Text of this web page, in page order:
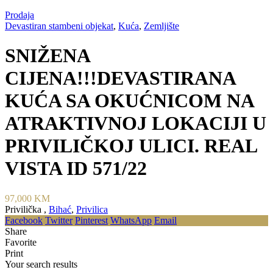
Prodaja
Devastiran stambeni objekat, Kuća, Zemljište
SNIŽENA
CIJENA!!!DEVASTIRANA
KUĆA SA OKUĆNICOM NA
ATRAKTIVNOJ LOKACIJI U
PRIVILIČKOJ ULICI. REAL
VISTA ID 571/22
97,000 KM
Privilička , Bihać, Privilica
Facebook Twitter Pinterest WhatsApp Email
Share
Favorite
Print
Your search results